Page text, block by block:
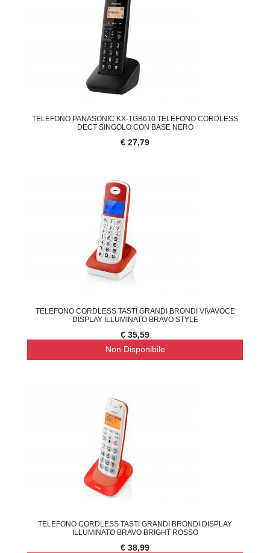
TELEFONO PANASONIC KX-TGB610 TELEFONO CORDLESS
DECT SINGOLO CON BASE NERO
€ 27,79
TELEFONO CORDLESS TASTI GRANDI BRONDI VIVAVOCE
DISPLAY ILLUMINATO BRAVO STYLE
€ 35,59
Non Disponibile
TELEFONO CORDLESS TASTI GRANDI BRONDI DISPLAY
ILLUMINATO BRAVO BRIGHT ROSSO
€ 38,99